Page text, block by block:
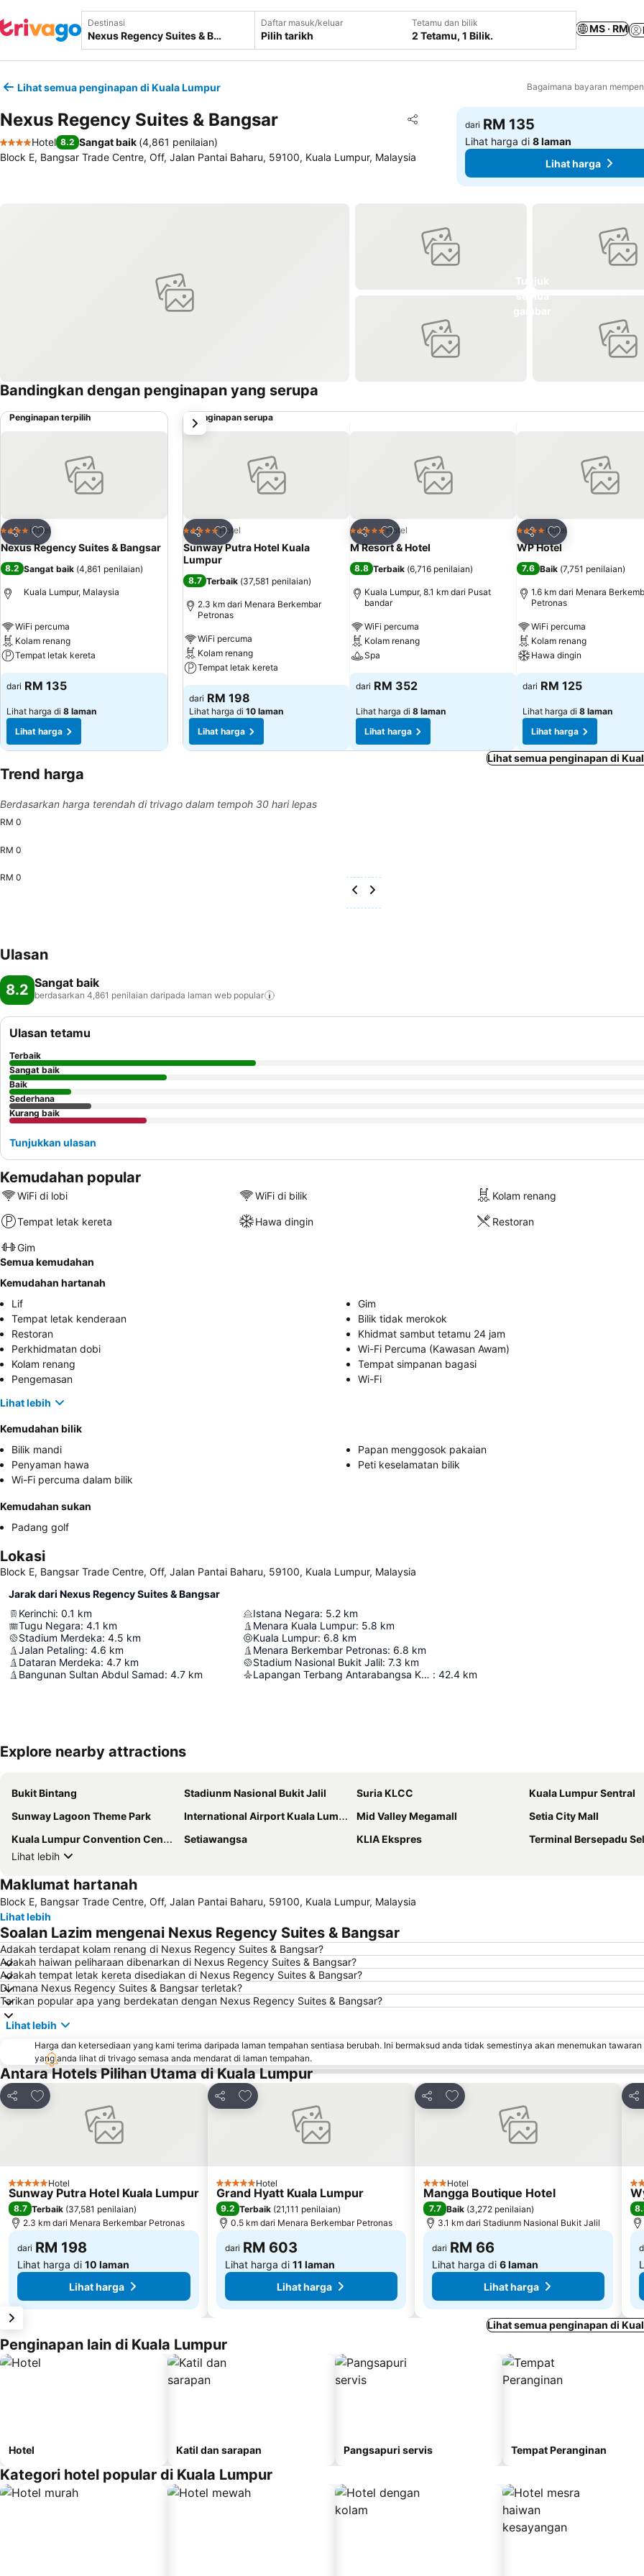
Destinasi Daftar masuk/keluar
Pilih tarikh
Tetamu dan bilik
2 Tetamu, 1 Bilik.
MS · RM
Lihat semua penginapan di Kuala Lumpur Bagaimana bayaran
Nexus Regency Suites & Bangsar Kongsi
Tambah ke favorit
4 Bintang
Hotel 8.2 Sangat baik (4,861 penilaian)
Block E, Bangsar Trade Centre, Off, Jalan Pantai Baharu, 59100, Kuala Lumpur, Malaysia
dari RM 135
Lihat harga di8 laman
Lihat harga
Bandingkan dengan penginapan yang serupa
Penginapan terpilih
Kongsi
Tambah ke favorit
4 BintangHotel
Nexus Regency Suites & Bangsar
8.2 Sangat baik (4,861 penilaian)
Kuala Lumpur, Malaysia
WiFi percuma
Kolam renang
Tempat letak kereta
dari RM 135
Lihat harga di 8 laman
Lihat harga
Penginapan serupa
Kongsi
Tambah ke favorit
5 BintangHotel
Sunway Putra Hotel Kuala
Lumpur
8.7 Terbaik (37,581 penilaian)
2.3 km dari Menara Berkembar
Petronas
WiFi percuma
Kolam renang
Tempat letak kereta
dari RM 198
Lihat harga di 10 laman
Lihat harga
Kongsi
Tambah ke favorit
5 BintangHotel
M Resort & Hotel
8.8 Terbaik (6,716 penilaian)
Kuala Lumpur, 8.1 km dari Pusat
bandar
WiFi percuma
Kolam renang
Spa
dari RM 352
Lihat harga di 8 laman
Lihat harga
Kongsi
Tambah ke favorit
4 BintangHotel
WP Hotel
7.6 Baik (7,751 penilaian)
1.6 km dari Menara
Petronas
WiFi percuma
Kolam renang
Hawa dingin
dari RM 125
Lihat harga di 8 laman
Lihat harga
next
Lihat semua penginapan di
Trend harga
Berdasarkan harga terendah di trivago dalam tempoh 30 hari lepas
RM 0
RM 0
RM 0
Ulasan
8.2 Sangat baik
berdasarkan 4,861 penilaian daripada laman web popular
Ulasan tetamu
Terbaik
Sangat baik
Baik
Sederhana
Kurang baik
Tunjukkan ulasan
Kemudahan popular
WiFi di lobi WiFi di bilik Kolam renang
Tempat letak kereta Hawa dingin Restoran
Gim
Semua kemudahan
Kemudahan hartanah
Lif
Gim
Tempat letak kenderaan
Bilik tidak merokok
Restoran
Khidmat sambut tetamu 24 jam
Perkhidmatan dobi
Wi-Fi Percuma (Kawasan Awam)
Kolam renang
Tempat simpanan bagasi
Pengemasan
Wi-Fi
Lihat lebih
Kemudahan bilik
Bilik mandi
Papan menggosok pakaian
Penyaman hawa
Peti keselamatan bilik
Wi-Fi percuma dalam bilik
Kemudahan sukan
Padang golf
Lokasi
Block E, Bangsar Trade Centre, Off, Jalan Pantai Baharu, 59100, Kuala Lumpur, Malaysia
Jarak dari Nexus Regency Suites & Bangsar
Kerinchi: 0.1 km
Tugu Negara: 4.1 km
Stadium Merdeka: 4.5 km
Jalan Petaling: 4.6 km
Dataran Merdeka: 4.7 km
Bangunan Sultan Abdul Samad: 4.7 km
Istana Negara: 5.2 km
Menara Kuala Lumpur: 5.8 km
Kuala Lumpur: 6.8 km
Menara Berkembar Petronas: 6.8 km
Stadium Nasional Bukit Jalil: 7.3 km
Lapangan Terbang Antarabangsa Kuala Lumpur : 42.4 km
Explore nearby attractions
Bukit Bintang Stadiunm Nasional Bukit Jalil Suria KLCC
Kuala Lumpur Sentral
Sunway Lagoon Theme Park
International Airport Kuala Lumpur Mid Valley Megamall
Setia City Mall
Kuala Lumpur Convention Centre
Setiawangsa KLIA Ekspres
Terminal Bersepadu
Lihat lebih
Maklumat hartanah
Block E, Bangsar Trade Centre, Off, Jalan Pantai Baharu, 59100, Kuala Lumpur, Malaysia
Lihat lebih
Soalan Lazim mengenai Nexus Regency Suites & Bangsar
Adakah terdapat kolam renang di Nexus Regency Suites & Bangsar?
Adakah haiwan peliharaan dibenarkan di Nexus Regency Suites & Bangsar?
Adakah tempat letak kereta disediakan di Nexus Regency Suites & Bangsar?
Di mana Nexus Regency Suites & Bangsar terletak?
Tarikan popular apa yang berdekatan dengan Nexus Regency Suites & Bangsar?
Lihat lebih
Harga dan ketersediaan yang kami terima daripada laman tempahan sentiasa berubah. Ini bermaksud anda tidak semestinya akan menemukan tawaran
yang anda lihat di trivago semasa anda mendarat di laman tempahan.
Antara Hotels Pilihan Utama di Kuala Lumpur
Kongsi
Tambah ke favorit
5 BintangHotel
Sunway Putra Hotel Kuala Lumpur
8.7 Terbaik (37,581 penilaian)
2.3 km dari Menara Berkembar Petronas
dari RM 198
Lihat harga di 10 laman
Lihat harga
Kongsi
Tambah ke favorit
5 BintangHotel
Grand Hyatt Kuala Lumpur
9.2 Terbaik (21,111 penilaian)
0.5 km dari Menara Berkembar Petronas
dari RM 603
Lihat harga di 11 laman
Lihat harga
Kongsi
Tambah ke favorit
3 Bintang
Hotel
Mangga Boutique Hotel
7.7 Baik (3,272 penilaian)
3.1 km dari Stadiunm Nasional Bukit Jalil
dari RM 66
Lihat harga di 6 laman
Lihat harga
4
Lihat semua penginapan di
Penginapan lain di Kuala Lumpur
Hotel Katil dan sarapan Pangsapuri servis Tempat Peranginan
Kategori hotel popular di Kuala Lumpur